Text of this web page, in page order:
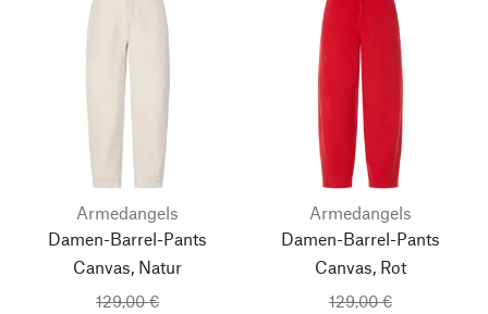
Armedangels
Damen-Barrel-Pants
Canvas, Natur
129,00 €
Armedangels
Damen-Barrel-Pants
Canvas, Rot
129,00 €